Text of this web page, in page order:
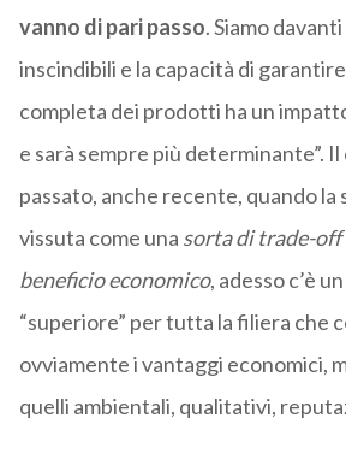
vanno di pari passo. Siamo
inscindibili e la capacità di
completa dei prodotti ha un
e sarà sempre più determinante”.
passato, anche recente, quando la
vissuta come una sorta di trade-
beneficio economico, adesso c’è
“superiore” per tutta la filiera che
ovviamente i vantaggi economici,
quelli ambientali, qualitativi,